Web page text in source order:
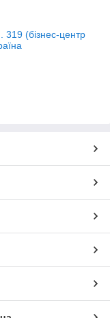
(бізнес-центр